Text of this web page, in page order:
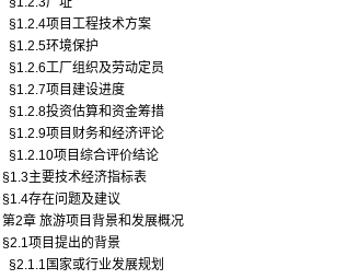
§1.2.4项目工程技术方案
§1.2.5环境保护
§1.2.6工厂组织及劳动定员
§1.2.7项目建设进度
§1.2.8投资估算和资金筹措
§1.2.9项目财务和经济评论
§1.2.10项目综合评价结论
§1.3主要技术经济指标表
§1.4存在问题及建议
第2章 旅游项目背景和发展概况
§2.1项目提出的背景
§2.1.1国家或行业发展规划